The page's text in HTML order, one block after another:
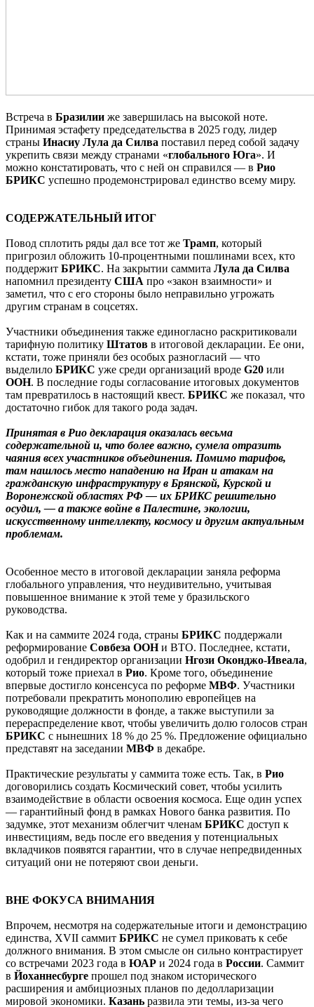
Встреча в Бразилии же завершилась на высокой ноте.
Принимая эстафету председательства в 2025 году, лидер
страны Инасиу Лула да Силва поставил перед собой задачу
укрепить связи между странами «глобального Юга». И
можно констатировать, что с ней он справился — в Рио
БРИКС успешно продемонстрировал единство всему миру.
СОДЕРЖАТЕЛЬНЫЙ ИТОГ
Повод сплотить ряды дал все тот же Трамп, который
пригрозил обложить 10-процентными пошлинами всех, кто
поддержит БРИКС. На закрытии саммита Лула да Силва
напомнил президенту США про «закон взаимности» и
заметил, что с его стороны было неправильно угрожать
другим странам в соцсетях.
Участники объединения также единогласно раскритиковали
тарифную политику Штатов в итоговой декларации. Ее они,
кстати, тоже приняли без особых разногласий — что
выделило БРИКС уже среди организаций вроде G20 или
ООН. В последние годы согласование итоговых документов
там превратилось в настоящий квест. БРИКС же показал, что
достаточно гибок для такого рода задач.
Принятая в Рио декларация оказалась весьма
содержательной и, что более важно, сумела отразить
чаяния всех участников объединения. Помимо тарифов,
там нашлось место нападению на Иран и атакам на
гражданскую инфраструктуру в Брянской, Курской и
Воронежской областях РФ — их БРИКС решительно
осудил, — а также войне в Палестине, экологии,
искусственному интеллекту, космосу и другим актуальным
проблемам.
Особенное место в итоговой декларации заняла реформа
глобального управления, что неудивительно, учитывая
повышенное внимание к этой теме у бразильского
руководства.
Как и на саммите 2024 года, страны БРИКС поддержали
реформирование Совбеза ООНи ВТО. Последнее, кстати,
одобрил и гендиректор организации Нгози Оконджо-Ивеала,
который тоже приехал в Рио. Кроме того, объединение
впервые достигло консенсуса по реформе МВФ. Участники
потребовали прекратить монополию европейцев на
руководящие должности в фонде, а также выступили за
перераспределение квот, чтобы увеличить долю голосов стран
БРИКС с нынешних 18 % до 25 %. Предложение официально
представят на заседании МВФ в декабре.
Практические результаты у саммита тоже есть. Так, в Рио
договорились создать Космический совет, чтобы усилить
взаимодействие в области освоения космоса. Еще один успех
— гарантийный фонд в рамках Нового банка развития. По
задумке, этот механизм облегчит членам БРИКС доступ к
инвестициям, ведь после его введения у потенциальных
вкладчиков появятся гарантии, что в случае непредвиденных
ситуаций они не потеряют свои деньги.
ВНЕ ФОКУСА ВНИМАНИЯ
Впрочем, несмотря на содержательные итоги и демонстрацию
единства, XVII саммит БРИКС не сумел приковать к себе
должного внимания. В этом смысле он сильно контрастирует
со встречами 2023 года в ЮАР и 2024 года в России. Саммит
в Йоханнесбурге прошел под знаком исторического
расширения и амбициозных планов по дедолларизации
мировой экономики. Казань развила эти темы, из-за чего